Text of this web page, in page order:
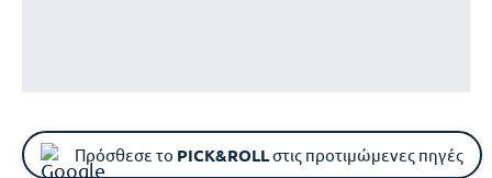
Πρόσθεσε το PICK&ROLLστις προτιμώμενες πηγές